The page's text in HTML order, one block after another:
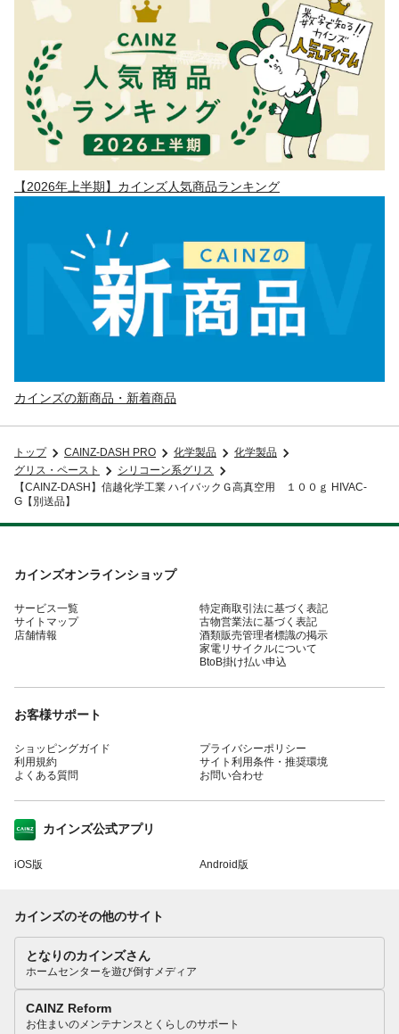
【2026年上半期】カインズ人気商品ランキング
カインズの新商品・新着商品
トップ CAINZ-DASH PRO 化学製品
化学製品
グリス・ペースト
シリコーン系グリス
【CAINZ-DASH】信越化学工業 ハイバックＧ高真空用 １００ｇ HIVAC-
G【別送品】
カインズオンラインショップ
サービス一覧
サイトマップ
店舗情報
特定商取引法に基づく表記
古物営業法に基づく表記
酒類販売管理者標識の掲示
家電リサイクルについて
BtoB掛け払い申込
お客様サポート
ショッピングガイド
利用規約
よくある質問
プライバシーポリシー
サイト利用条件・推奨環境
お問い合わせ
カインズ公式アプリ
iOS版 Android版
カインズのその他のサイト
となりのカインズさん
ホームセンターを遊び倒すメディア
CAINZ Reform
お住まいのメンテナンスとくらしのサポート